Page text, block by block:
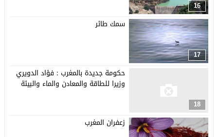
16
17
سمك طائر
18
حكومة جديدة بالمغرب : فؤاد الدويري
وزيرا للطاقة والمعادن والماء والبيئة
زعفران المغرب